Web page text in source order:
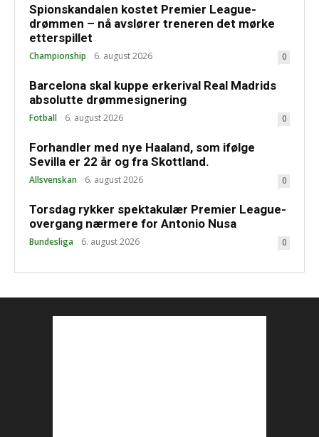
Spionskandalen kostet Premier League-
drømmen – nå avslører treneren det mørke
etterspillet
Championship 6. august 2026 0
Barcelona skal kuppe erkerival Real Madrids
absolutte drømmesignering
Fotball 6. august 2026 0
Forhandler med nye Haaland, som ifølge
Sevilla er 22 år og fra Skottland.
Allsvenskan 6. august 2026 0
Torsdag rykker spektakulær Premier League-
overgang nærmere for Antonio Nusa
Bundesliga 6. august 2026 0